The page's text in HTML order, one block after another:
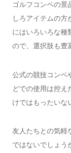
ゴルフコンペの景
しろアイテムの
にはいろいろな種
ので、選択肢も豊
公式の競技コンペ
どでの使用は控え
けではもったいな
友人たちとの気軽
ではないでしょう